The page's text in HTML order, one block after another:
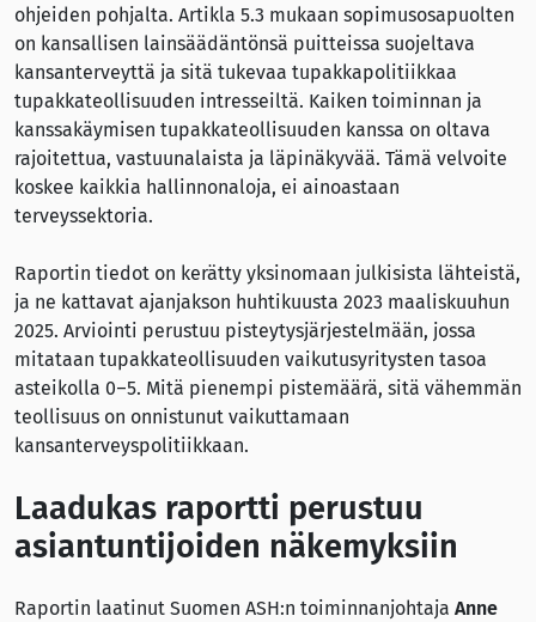
ohjeiden pohjalta. Artikla 5.3 mukaan sopimusosapuolten
on kansallisen lainsäädäntönsä puitteissa suojeltava
kansanterveyttä ja sitä tukevaa tupakkapolitiikkaa
tupakkateollisuuden intresseiltä. Kaiken toiminnan ja
kanssakäymisen tupakkateollisuuden kanssa on oltava
rajoitettua, vastuunalaista ja läpinäkyvää. Tämä velvoite
koskee kaikkia hallinnonaloja, ei ainoastaan
terveyssektoria.
Raportin tiedot on kerätty yksinomaan julkisista lähteistä,
ja ne kattavat ajanjakson huhtikuusta 2023 maaliskuuhun
2025. Arviointi perustuu pisteytysjärjestelmään, jossa
mitataan tupakkateollisuuden vaikutusyritysten tasoa
asteikolla 0–5. Mitä pienempi pistemäärä, sitä vähemmän
teollisuus on onnistunut vaikuttamaan
kansanterveyspolitiikkaan.
Laadukas raportti perustuu
asiantuntijoiden näkemyksiin
Raportin laatinut Suomen ASH:n toiminnanjohtaja Anne